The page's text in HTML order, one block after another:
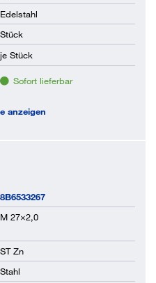
Edelstahl
Stück
je Stück
Sofort lieferbar
anzeigen
8B6533267
M 27×2,0
ST Zn
Stahl